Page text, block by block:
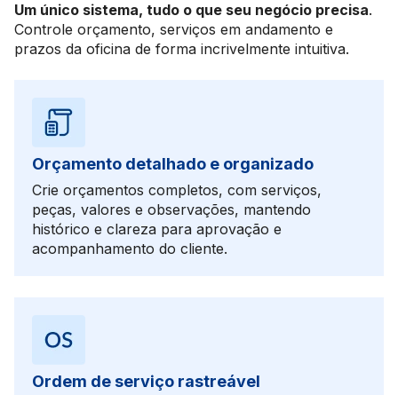
Um único sistema, tudo o que seu negócio precisa.
Controle orçamento, serviços em andamento e
prazos da oficina de forma incrivelmente intuitiva.
Orçamento detalhado e organizado
Crie orçamentos completos, com serviços,
peças, valores e observações, mantendo
histórico e clareza para aprovação e
acompanhamento do cliente.
Ordem de serviço rastreável